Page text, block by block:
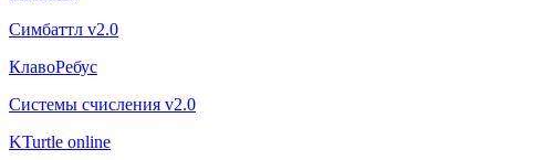
Симбаттл v2.0
КлавоРебус
Системы счисления v2.0
KTurtle online